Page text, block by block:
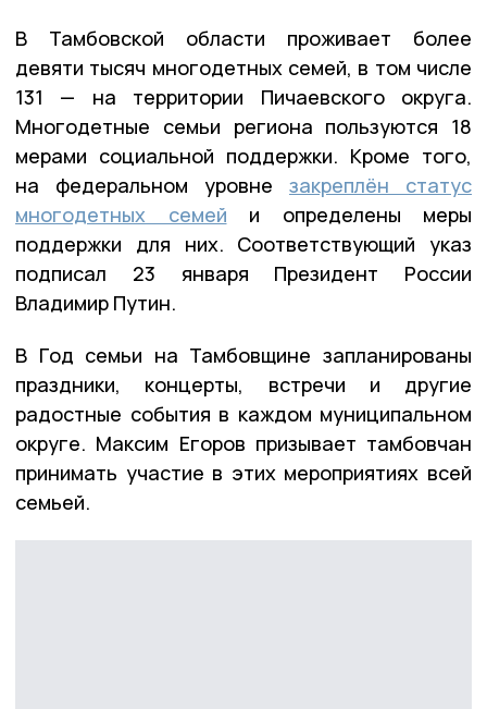
В Тамбовской области проживает более
девяти тысяч многодетных семей, в том числе
131 — на территории Пичаевского округа.
Многодетные семьи региона пользуются 18
мерами социальной поддержки. Кроме того,
на федеральном уровне закреплён статус
многодетных семей и определены меры
поддержки для них. Соответствующий указ
подписал 23 января Президент России
Владимир Путин.
В Год семьи на Тамбовщине запланированы
праздники, концерты, встречи и другие
радостные события в каждом муниципальном
округе. Максим Егоров призывает тамбовчан
принимать участие в этих мероприятиях всей
семьей.